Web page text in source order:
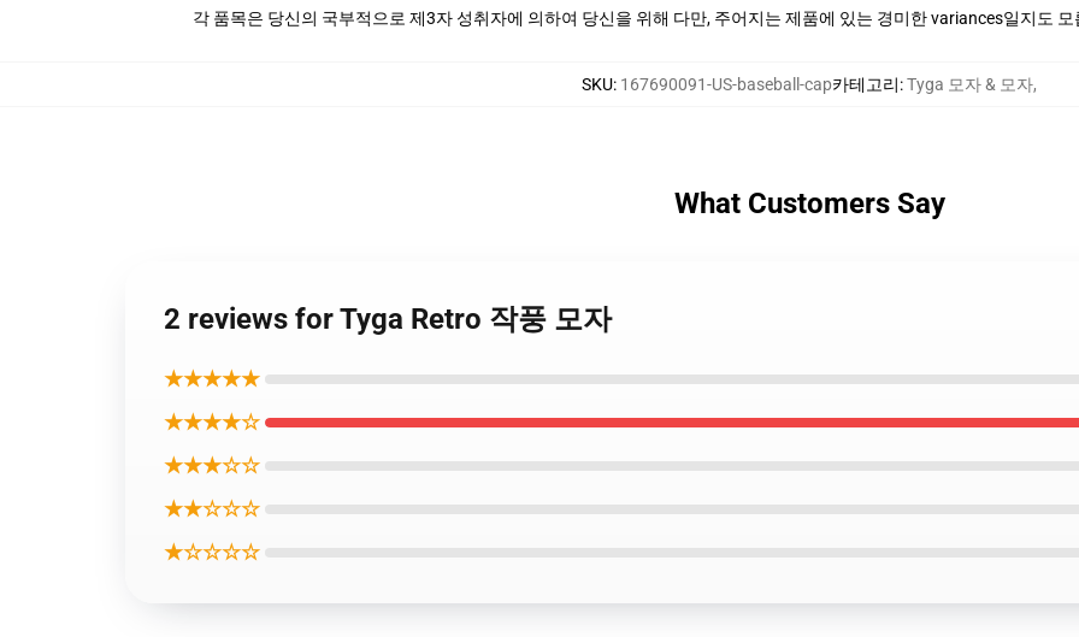
각 품목은 당신의 국부적으로 제3자 성취자에 의하여 당신을 위해 다만, 주어지는 제품에 있는 경미한 variances일지도
SKU: 167690091-US-baseball-cap카테고리:Tyga 모자 & 모자,
What Customers Say
2 reviews for Tyga Retro 작풍 모자
★★★★★
★★★★☆
★★★☆☆
★★☆☆☆
★☆☆☆☆